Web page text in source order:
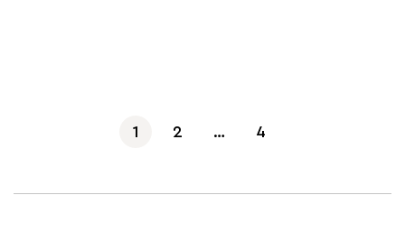
1 2 … 4